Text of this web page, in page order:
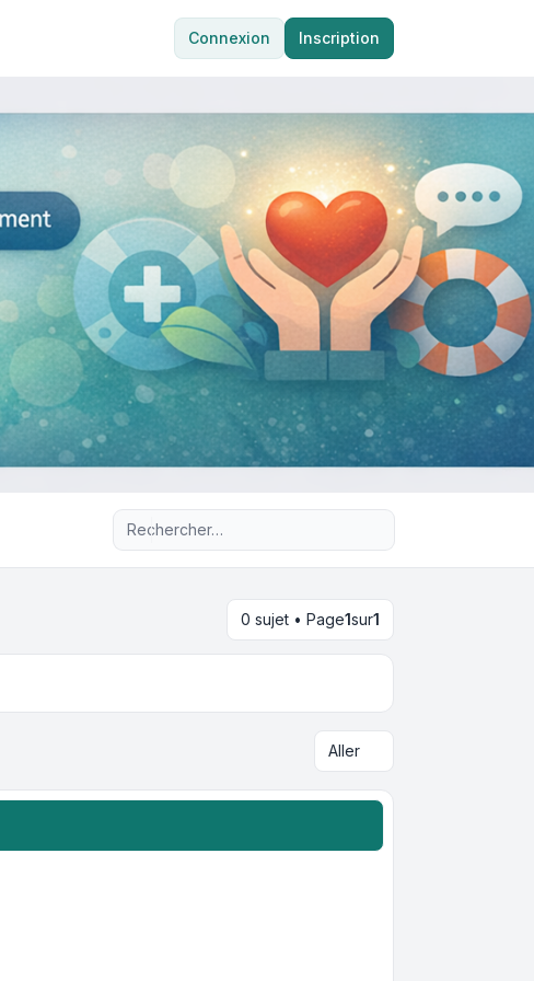
Connexion Inscription
Recherche avancée
0 sujet • Page1sur1
Aller